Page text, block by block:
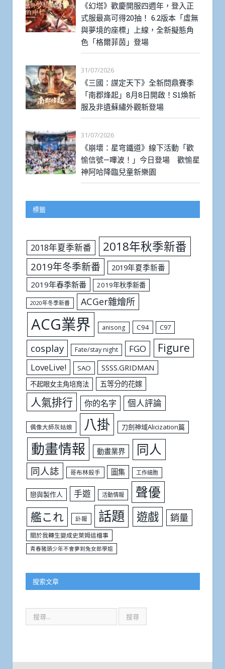
《幻塔》歡慶開服四週年，登入正
式服最高可得20抽！ 6.2版本「虛無
與夢境的座標」上線，全新擬態角
色「格爾菲茵」登場
31/07/2026
《三國：謀定天下》全新問鼎賽季
「南郡烽起」8月8日開啟！S1煥新
服及非遺蘇繡外觀新登場
31/07/2026
《崩壞：星穹鐵道》線下活動「歡
愉信號—嗶波！」今日登場 歡愉星
神阿哈降臨兒童新樂園
標籤
2018年夏季新番 2018年秋季新番
2019年冬季新番
2019年夏季新番
2019年春季新番
2019年秋季新番
2020年冬季新番 ACGer雜燴所
ACG業界 anisong C94 C97
cosplay Fate/stay night FGO Figure
LoveLive! SAO SSSS.GRIDMAN
不起眼女主角培育法 五等分的花嫁
人氣排行 你的名字 個人評論
偶像大師灰姑娘 八掛 刀劍神域Alicization篇
動畫情報 動畫業界 同人
同人誌 哥布林殺手 圖集 工作細胞
戀與製作人 手遊 活動情報 聲優
艦これ 訃報 話題 遊戲 銷量
關於我轉生變成史萊姆這檔事
青春豬頭少年不會夢到兔女郎學姐
搜索文章